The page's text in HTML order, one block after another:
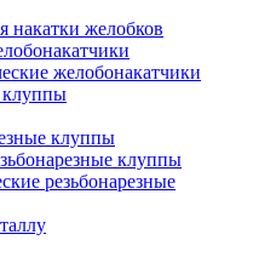
накатки желобков
желобонакатчики
клуппы
клуппы
клуппы
резьбонарезные